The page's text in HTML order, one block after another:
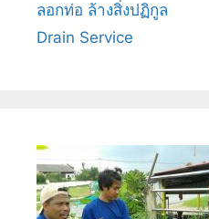
ลอกท่อ ล้างสิ่งปฏิกูล
Drain Service